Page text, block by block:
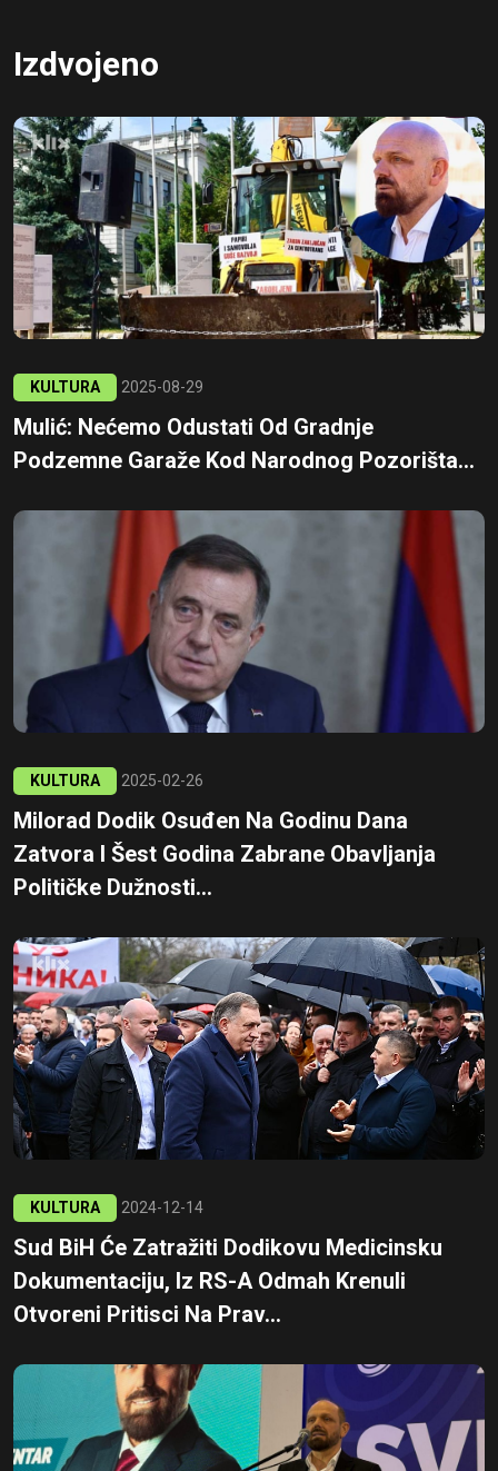
Izdvojeno
KULTURA 2025-08-29
Mulić: Nećemo Odustati Od Gradnje
Podzemne Garaže Kod Narodnog Pozorišta...
KULTURA 2025-02-26
Milorad Dodik Osuđen Na Godinu Dana
Zatvora I Šest Godina Zabrane Obavljanja
Političke Dužnosti...
KULTURA 2024-12-14
Sud BiH Će Zatražiti Dodikovu Medicinsku
Dokumentaciju, Iz RS-A Odmah Krenuli
Otvoreni Pritisci Na Prav...